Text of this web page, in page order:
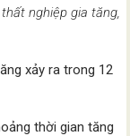
nghiệp gia tăng,
xảy ra trong 12
thời gian tăng